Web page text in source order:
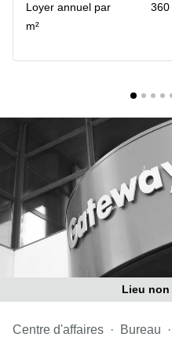
Wallonie
Centre
d'affaires
Centre
Coworking
Ixelles
Coworking
Namur
Coworking
Tournai
Loyer annuel par
m²
360
Lieu
Centre d'affaires Bureau